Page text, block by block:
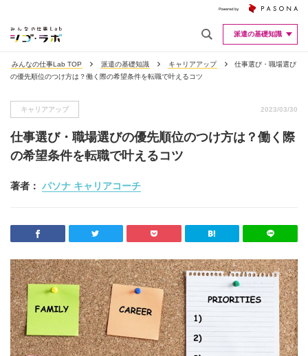
派遣の基礎知識
みんなの仕事Lab TOP 派遣の基礎知識 キャリアアップ
仕事選び・職場選び
の優先順位のつけ方は？働く際の希望条件を転職で叶えるコツ
キャリアアップ 2023/03/30
仕事選び・職場選びの優先順位のつけ方は？働く際
の希望条件を転職で叶えるコツ
著者： パソナ キャリアコーチ